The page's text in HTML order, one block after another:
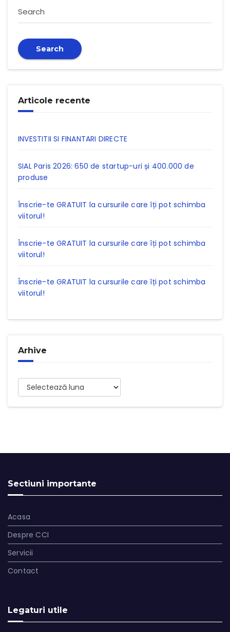
Search
Search
Articole recente
INVESTITII SI FINANTARI DIRECTE
SIAL Paris 2026: 650 de startup-uri și 400.000 de
produse
Înscrie-te GRATUIT la cursurile care îți pot schimba
viitorul!
Înscrie-te GRATUIT la cursurile care îți pot schimba
viitorul!
Înscrie-te GRATUIT la cursurile care îți pot schimba
viitorul!
Arhive
Arhive
Sectiuni importante
Acasa
Despre CCI
Servicii
Contact
Legaturi utile